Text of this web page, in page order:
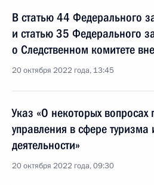
В статью 44 Федерального
и статью 35 Федерального
о Следственном комитете
20 октября 2022 года, 13:45
Указ «О некоторых вопросах
управления в сфере туризма
деятельности»
20 октября 2022 года, 09:30